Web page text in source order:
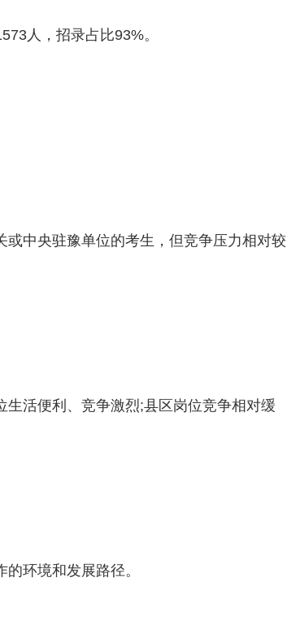
人，招录占比93%。
中央驻豫单位的考生，但竞争压力相对较
活便利、竞争激烈;县区岗位竞争相对缓
环境和发展路径。